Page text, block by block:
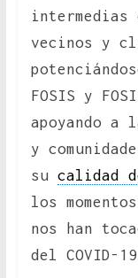
intermedias
vecinos y
FOSIS y
apoyando a
y
su calidad
los
nos han
del COVID-